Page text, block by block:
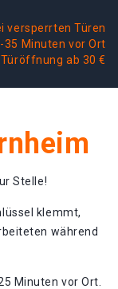
versperrten Türen
35 Minuten vor Ort
Türöffnung ab 30 €
Stelle!
klemmt,
während
Minuten vor Ort.